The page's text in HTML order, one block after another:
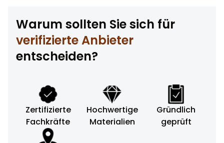
Warum sollten Sie sich für
verifizierte Anbieter
entscheiden?
Zertifizierte
Fachkräfte
Hochwertige
Materialien
Gründlich
geprüft